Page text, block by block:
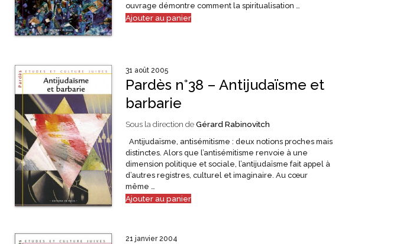
ouvrage démontre comment la spiritualisation …
Ajouter au panier
31 août 2005
Pardès n°38 – Antijudaïsme et
barbarie
Sous la direction deGérard Rabinovitch
Antijudaïsme, antisémitisme : deux notions proches mais
distinctes. Alors que l’antisémitisme renvoie à une
dimension politique et sociale, l’antijudaïsme fait appel à
d’autres registres, culturel et imaginaire. Au cœur
même …
Ajouter au panier
21 janvier 2004